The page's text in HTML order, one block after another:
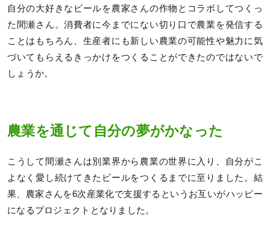
自分の大好きなビールを農家さんの作物とコラボしてつくっ
た間瀬さん。消費者に今までにない切り口で農業を発信する
ことはもちろん、生産者にも新しい農業の可能性や魅力に気
づいてもらえるきっかけをつくることができたのではないで
しょうか。
農業を通じて自分の夢がかなった
こうして間瀬さんは別業界から農業の世界に入り、自分がこ
よなく愛し続けてきたビールをつくるまでに至りました。結
果、農家さんを6次産業化で支援するというお互いがハッピー
になるプロジェクトとなりました。